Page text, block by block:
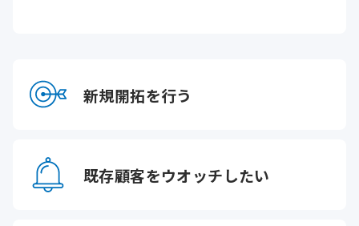
新規開拓を行う
既存顧客をウオッチしたい